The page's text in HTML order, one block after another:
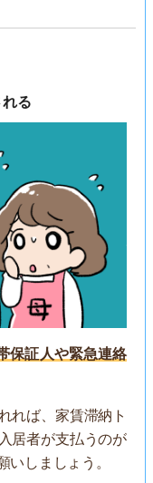
る
保証人や緊急連絡
れば、家賃滞納ト
居者が支払うのが
いしましょう。